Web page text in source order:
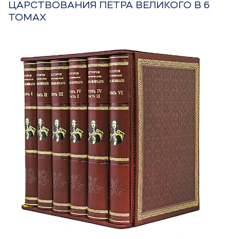
ЦАРСТВОВАНИЯ ПЕТРА ВЕЛИКОГО В 6
ТОМАХ